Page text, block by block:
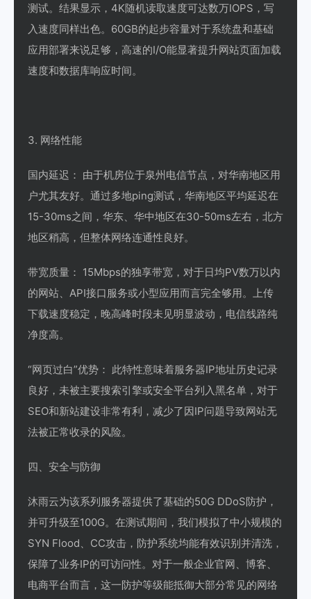
测试。结果显示，4K随机读取速度可达数万IOPS，写
入速度同样出色。60GB的起步容量对于系统盘和基础
应用部署来说足够，高速的I/O能显著提升网站页面加载
速度和数据库响应时间。
3. 网络性能
国内延迟： 由于机房位于泉州电信节点，对华南地区用
户尤其友好。通过多地ping测试，华南地区平均延迟在
15-30ms之间，华东、华中地区在30-50ms左右，北方
地区稍高，但整体网络连通性良好。
带宽质量： 15Mbps的独享带宽，对于日均PV数万以内
的网站、API接口服务或小型应用而言完全够用。上传
下载速度稳定，晚高峰时段未见明显波动，电信线路纯
净度高。
“网页过白”优势： 此特性意味着服务器IP地址历史记录
良好，未被主要搜索引擎或安全平台列入黑名单，对于
SEO和新站建设非常有利，减少了因IP问题导致网站无
法被正常收录的风险。
四、安全与防御
沐雨云为该系列服务器提供了基础的50G DDoS防护，
并可升级至100G。在测试期间，我们模拟了中小规模的
SYN Flood、CC攻击，防护系统均能有效识别并清洗，
保障了业务IP的可访问性。对于一般企业官网、博客、
电商平台而言，这一防护等级能抵御大部分常见的网络